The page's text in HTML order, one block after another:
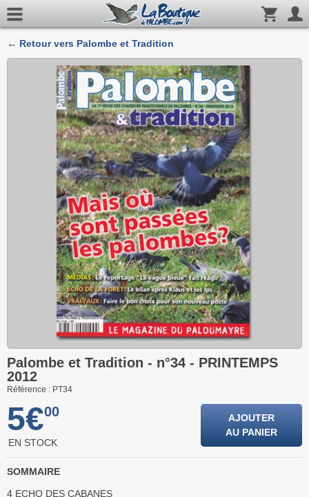
← Retour vers Palombe et Tradition
Palombe et Tradition - n°34 - PRINTEMPS
2012
Référence : PT34
5€00
EN STOCK
AJOUTER
AU PANIER
SOMMAIRE
4 ECHO DES CABANES